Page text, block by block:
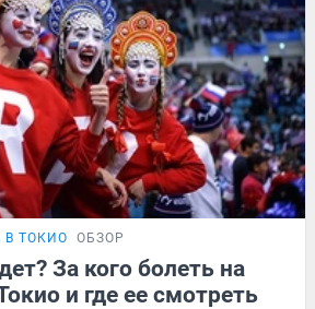
ТОКИО ОБЗОР
За кого болеть на
и где ее смотреть